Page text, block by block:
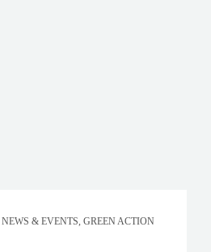
NEWS & EVENTS, GREEN ACTION